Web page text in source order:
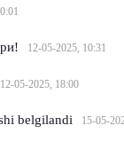
12-05-2025, 10:31
12-05-2025, 18:00
belgilandi 15-05-